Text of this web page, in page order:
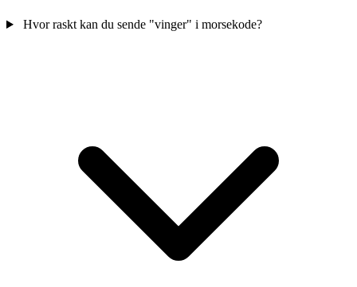
Hvor raskt kan du sende "vinger" i morsekode?